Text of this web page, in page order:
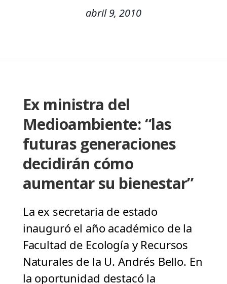
abril 9, 2010
Ex ministra del
Medioambiente: “las
futuras generaciones
decidirán cómo
aumentar su bienestar”
La ex secretaria de estado
inauguró el año académico de la
Facultad de Ecología y Recursos
Naturales de la U. Andrés Bello. En
la oportunidad destacó la